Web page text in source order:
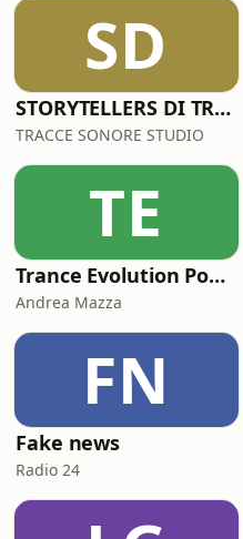
SD
STORYTELLERS DI TRACCESONORE STUDIO
TRACCE SONORE STUDIO
TE
Trance Evolution Podcast
Andrea Mazza
FN
Fake news
Radio 24